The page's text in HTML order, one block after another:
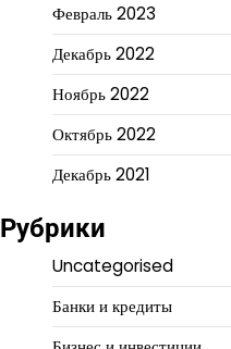
Февраль 2023
Декабрь 2022
Ноябрь 2022
Октябрь 2022
Декабрь 2021
Рубрики
Uncategorised
Банки и кредиты